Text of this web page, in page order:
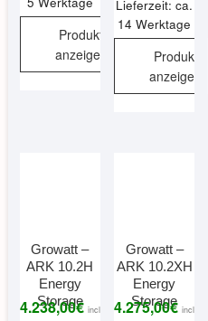
Produkt
anzeigen
Lieferzeit: ca.
14 Werktage
Produkt
anzeigen
Growatt –
ARK 10.2H
Energy
Storage
4.238,00€ incl
Growatt –
ARK 10.2XH
Energy
Storage
4.275,00€ incl